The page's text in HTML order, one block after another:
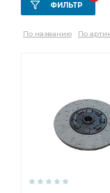
ФИЛЬТР
По названию По